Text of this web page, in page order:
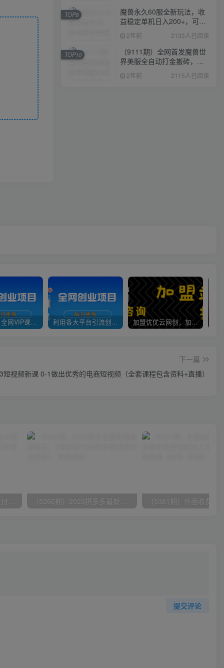
官方正品 全网VIP课程 无损下载~ 利用各大平台引流创业粉，做知识付费系统，卖会员，卖课程，实现日入几百几千 加盟优优云网创，加盟搭建同款知识付费资源网站，实现长期稳定被动收入~
下一篇
视频新课 0-1做出优秀的电商短视频（全套课程包含资料+直播）
提交评论
魔兽永久60服全新玩法，收
益稳定单机日入200+，可以
多开矩阵操作。
2年前 2133人已阅读
TOP9
（9111期）全网首发魔兽世
界美服全自动打金搬砖，日
入1000+，简单好操作，保
姆级教学
2年前 2115人已阅读
TOP10